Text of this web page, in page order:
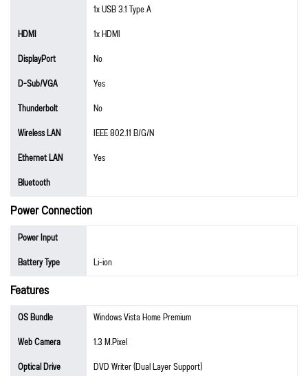
1x USB 3.1 Type A
HDMI
1x HDMI
DisplayPort
No
D-Sub/VGA
Yes
Thunderbolt
No
Wireless LAN
IEEE 802.11 B/G/N
Ethernet LAN
Yes
Bluetooth
Power Connection
Power Input
Battery Type
Li-ion
Features
OS Bundle
Windows Vista Home Premium
Web Camera
1.3 M.Pixel
Optical Drive
DVD Writer (Dual Layer Support)